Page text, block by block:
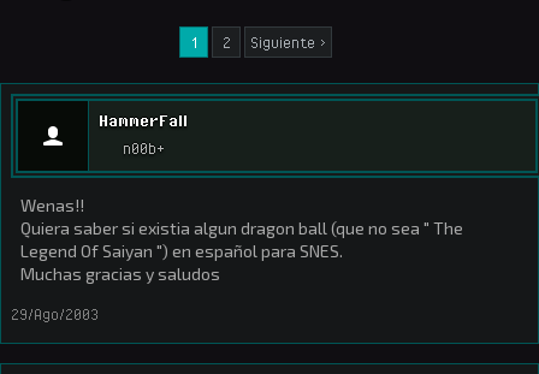
1 2 Siguiente >
HammerFall
n00b+
Wenas!!
Quiera saber si existia algun dragon ball (que no sea " The
Legend Of Saiyan ") en español para SNES.
Muchas gracias y saludos
29/Ago/2003